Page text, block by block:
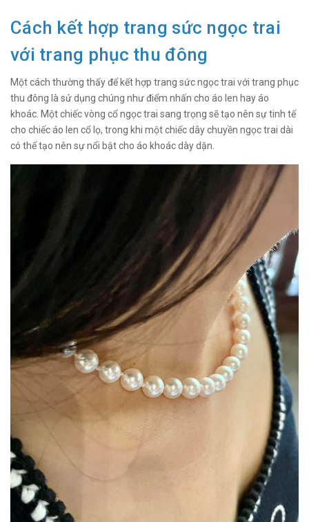
Cách kết hợp trang sức ngọc trai
với trang phục thu đông
Một cách thường thấy để kết hợp trang sức ngọc trai với trang phục
thu đông là sử dụng chúng như điểm nhấn cho áo len hay áo
khoác. Một chiếc vòng cổ ngọc trai sang trọng sẽ tạo nên sự tinh tế
cho chiếc áo len cổ lọ, trong khi một chiếc dây chuyền ngọc trai dài
có thể tạo nên sự nổi bật cho áo khoác dày dặn.